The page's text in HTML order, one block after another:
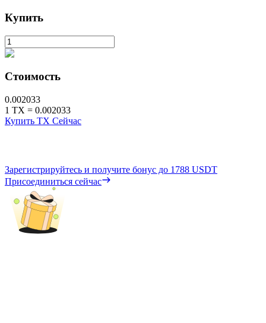
Купить
Стоимость
0.002033
1 TX = 0.002033
Купить TX Сейчас
Зарегистрируйтесь и получите бонус до 1788 USDT
Присоединиться сейчас